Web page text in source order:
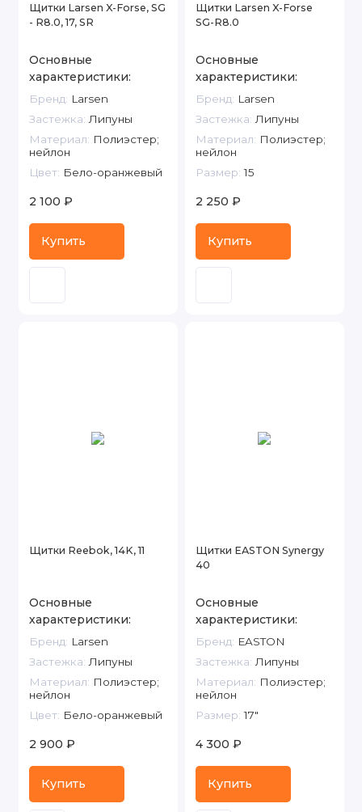
Щитки Larsen X-Forse, SG
- R8.0, 17, SR
Основные
характеристики:
Бренд: Larsen
Застежка: Липуны
Материал: Полиэстер;
нейлон
Цвет: Бело-оранжевый
2 100 ₽
Купить
Щитки Larsen X-Forse
SG-R8.0
Основные
характеристики:
Бренд: Larsen
Застежка: Липуны
Материал: Полиэстер;
нейлон
Размер: 15
2 250 ₽
Купить
Щитки Reebok, 14K, 11
Основные
характеристики:
Бренд: Larsen
Застежка: Липуны
Материал: Полиэстер;
нейлон
Цвет: Бело-оранжевый
2 900 ₽
Купить
Щитки EASTON Synergy
40
Основные
характеристики:
Бренд: EASTON
Застежка: Липуны
Материал: Полиэстер;
нейлон
Размер: 17"
4 300 ₽
Купить